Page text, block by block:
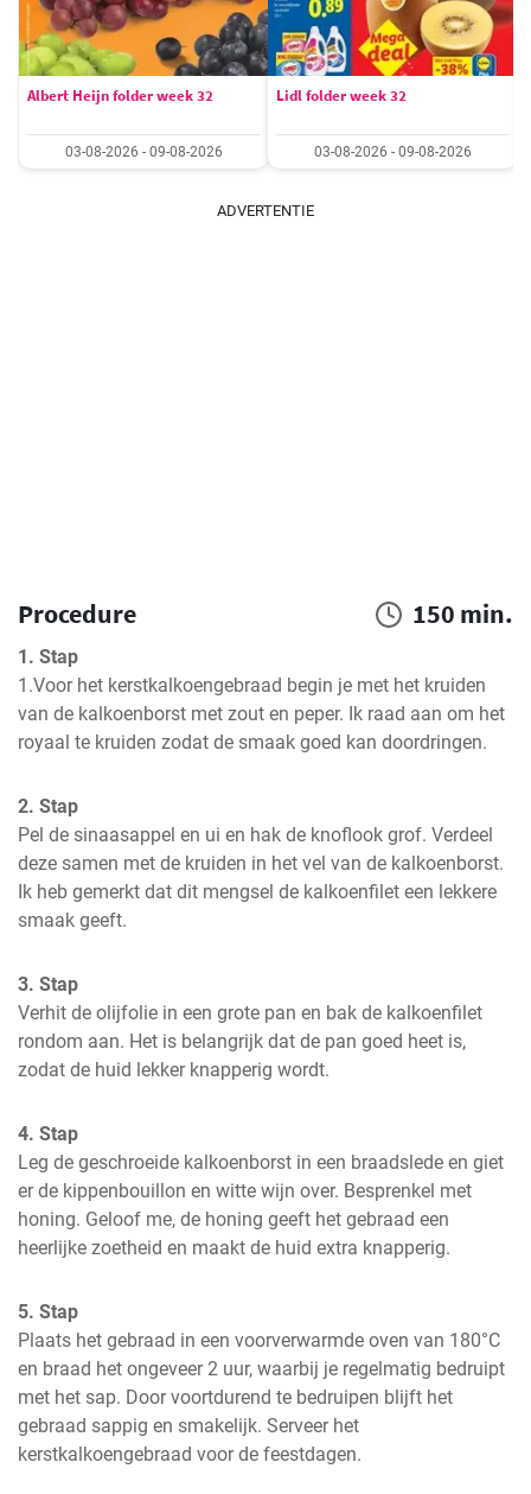
Albert Heijn folder week 32
03-08-2026 - 09-08-2026
Lidl folder week 32
03-08-2026 - 09-08-2026
ADVERTENTIE
Procedure 150 min.
1. Stap
1.Voor het kerstkalkoengebraad begin je met het kruiden
van de kalkoenborst met zout en peper. Ik raad aan om het
royaal te kruiden zodat de smaak goed kan doordringen.
2. Stap
Pel de sinaasappel en ui en hak de knoflook grof. Verdeel
deze samen met de kruiden in het vel van de kalkoenborst.
Ik heb gemerkt dat dit mengsel de kalkoenfilet een lekkere
smaak geeft.
3. Stap
Verhit de olijfolie in een grote pan en bak de kalkoenfilet
rondom aan. Het is belangrijk dat de pan goed heet is,
zodat de huid lekker knapperig wordt.
4. Stap
Leg de geschroeide kalkoenborst in een braadslede en giet
er de kippenbouillon en witte wijn over. Besprenkel met
honing. Geloof me, de honing geeft het gebraad een
heerlijke zoetheid en maakt de huid extra knapperig.
5. Stap
Plaats het gebraad in een voorverwarmde oven van 180°C
en braad het ongeveer 2 uur, waarbij je regelmatig bedruipt
met het sap. Door voortdurend te bedruipen blijft het
gebraad sappig en smakelijk. Serveer het
kerstkalkoengebraad voor de feestdagen.